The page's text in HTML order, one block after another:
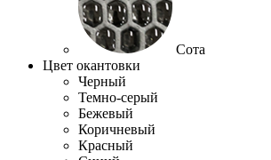
Сота
Цвет окантовки
Черный
Темно-серый
Бежевый
Коричневый
Красный